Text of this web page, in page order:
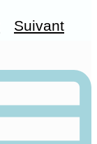
Suivant